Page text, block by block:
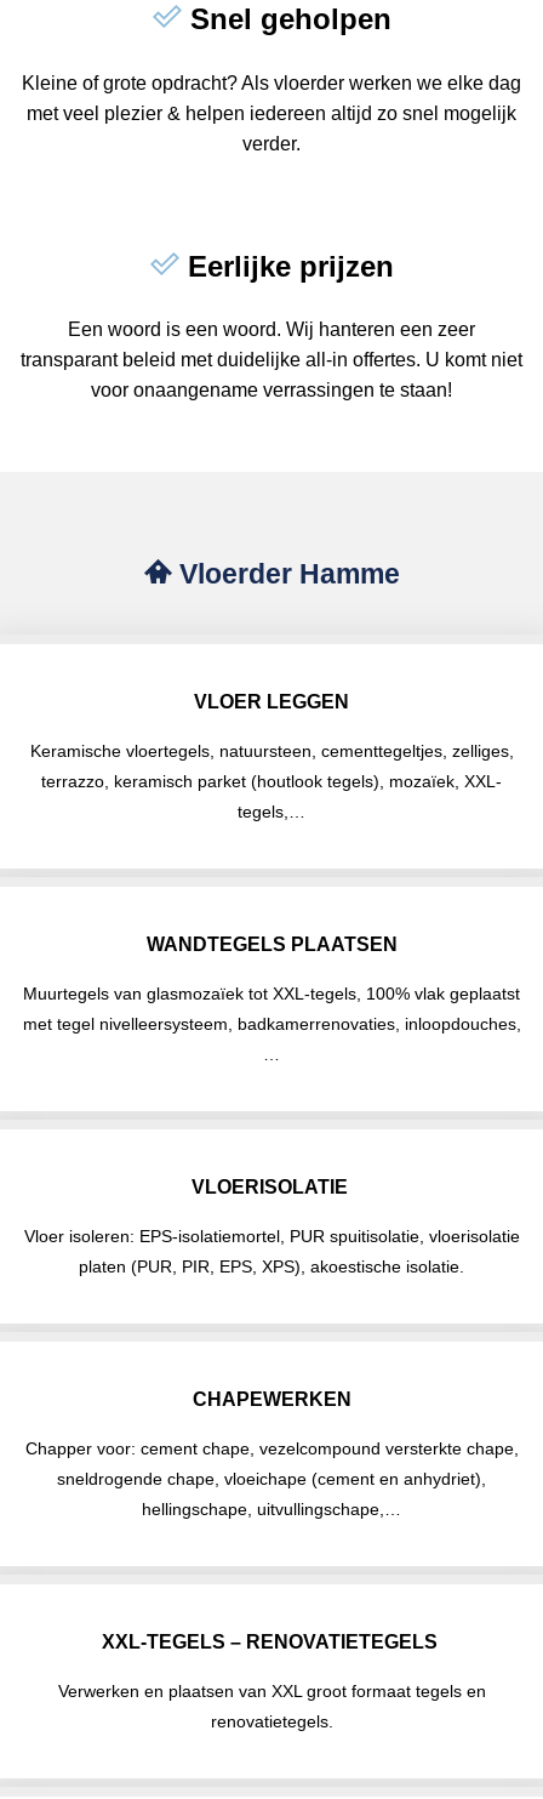
Snel geholpen
Kleine of grote opdracht? Als vloerder werken we elke dag
met veel plezier & helpen iedereen altijd zo snel mogelijk
verder.
Eerlijke prijzen
Een woord is een woord. Wij hanteren een zeer
transparant beleid met duidelijke all-in offertes. U komt niet
voor onaangename verrassingen te staan!
Vloerder Hamme
VLOER LEGGEN
Keramische vloertegels, natuursteen, cementtegeltjes, zelliges,
terrazzo, keramisch parket (houtlook tegels), mozaïek, XXL-
tegels,…
WANDTEGELS PLAATSEN
Muurtegels van glasmozaïek tot XXL-tegels, 100% vlak geplaatst
met tegel nivelleersysteem, badkamerrenovaties, inloopdouches,
VLOERISOLATIE
Vloer isoleren: EPS-isolatiemortel, PUR spuitisolatie, vloerisolatie
platen (PUR, PIR, EPS, XPS), akoestische isolatie.
CHAPEWERKEN
Chapper voor: cement chape, vezelcompound versterkte chape,
sneldrogende chape, vloeichape (cement en anhydriet),
hellingschape, uitvullingschape,…
XXL-TEGELS – RENOVATIETEGELS
Verwerken en plaatsen van XXL groot formaat tegels en
renovatietegels.